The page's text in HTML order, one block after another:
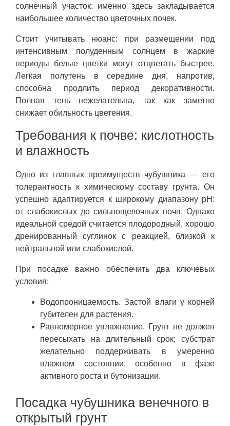
солнечный участок: именно здесь закладывается
наибольшее количество цветочных почек.
Стоит учитывать нюанс: при размещении под
интенсивным полуденным солнцем в жаркие
периоды белые цветки могут отцветать быстрее.
Легкая полутень в середине дня, напротив,
способна продлить период декоративности.
Полная тень нежелательна, так как заметно
снижает обильность цветения.
Требования к почве: кислотность
и влажность
Одно из главных преимуществ чубушника — его
толерантность к химическому составу грунта. Он
успешно адаптируется к широкому диапазону pH:
от слабокислых до сильнощелочных почв. Однако
идеальной средой считается плодородный, хорошо
дренированный суглинок с реакцией, близкой к
нейтральной или слабокислой.
При посадке важно обеспечить два ключевых
условия:
Водопроницаемость. Застой влаги у корней
губителен для растения.
Равномерное увлажнение. Грунт не должен
пересыхать на длительный срок; субстрат
желательно поддерживать в умеренно
влажном состоянии, особенно в фазе
активного роста и бутонизации.
Посадка чубушника венечного в
открытый грунт